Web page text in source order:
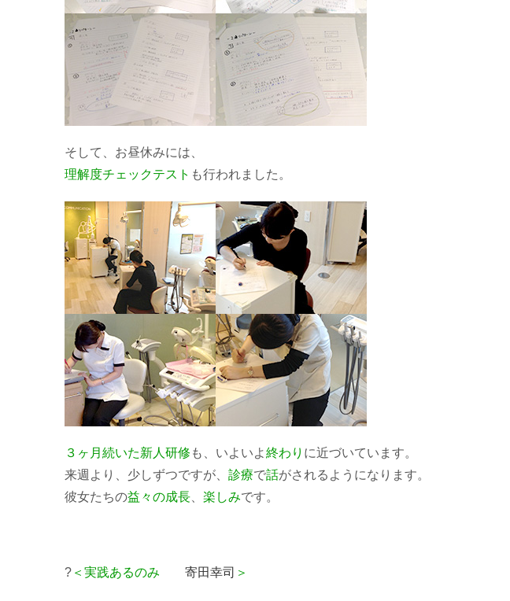
そして、お昼休みには、
理解度チェックテスト も行われました。
３ヶ月続いた新人研修 も、いよいよ終わり に近づいています。
来週より、少しずつですが、 診療で話がされるようになります。
彼女たちの益々の成長 楽しみです。
? ＜実践あるのみ 寄田幸司 ＞